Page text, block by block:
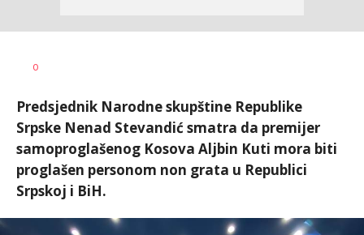
AUTOR
0
Predsjednik Narodne skupštine Republike
Srpske Nenad Stevandić smatra da premijer
samoproglašenog Kosova Aljbin Kuti mora biti
proglašen personom non grata u Republici
Srpskoj i BiH.